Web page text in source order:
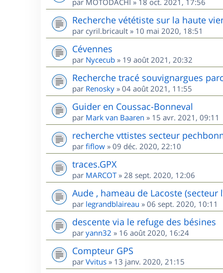
par MOTODACHI » 18 oct. 2021, 17:56
Recherche vététiste sur la haute
par cyril.bricault » 10 mai 2020, 18:51
Cévennes
par Nycecub » 19 août 2021, 20:32
Recherche tracé souvignargues
par Renosky » 04 août 2021, 11:55
Guider en Coussac-Bonneval
par Mark van Baaren » 15 avr. 2021, 09:11
recherche vttistes secteur
par fiflow » 09 déc. 2020, 22:10
traces.GPX
par MARCOT» 28 sept. 2020, 12:06
Aude , hameau de Lacoste (secteur
par legrandblaireau » 06 sept. 2020, 10:11
descente via le refuge des bésines
par yann32 » 16 août 2020, 16:24
Compteur GPS
par Vvitus » 13 janv. 2020, 21:15